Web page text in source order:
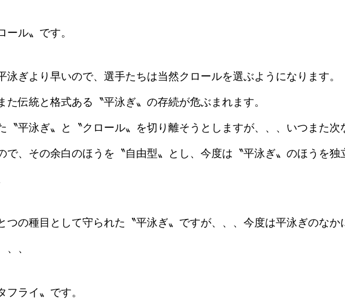
ール〟です。
泳ぎより早いので、選手たちは当然クロールを選ぶようになります。
た伝統と格式ある〝平泳ぎ〟の存続が危ぶまれます。
〝平泳ぎ〟と〝クロール〟を切り離そうとしますが、、、いつまた
で、その余白のほうを〝自由型〟とし、今度は〝平泳ぎ〟のほうを
つの種目として守られた〝平泳ぎ〟ですが、、、今度は平泳ぎのな
、、
フライ〟です。